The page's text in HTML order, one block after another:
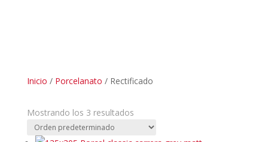
Inicio / Porcelanato / Rectificado
Mostrando los 3 resultados